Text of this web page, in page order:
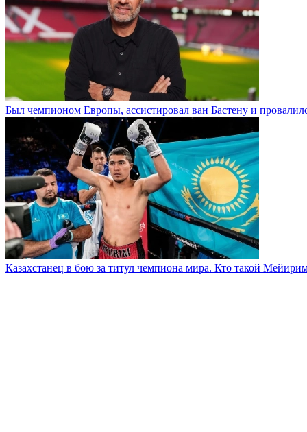
Был чемпионом Европы, ассистировал ван Бастену и
Казахстанец в бою за титул чемпиона мира. Кто такой